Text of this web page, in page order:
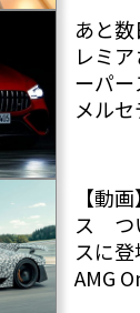
あと
レミ
ーパ
メル
【動
ス つ
スに
AMG